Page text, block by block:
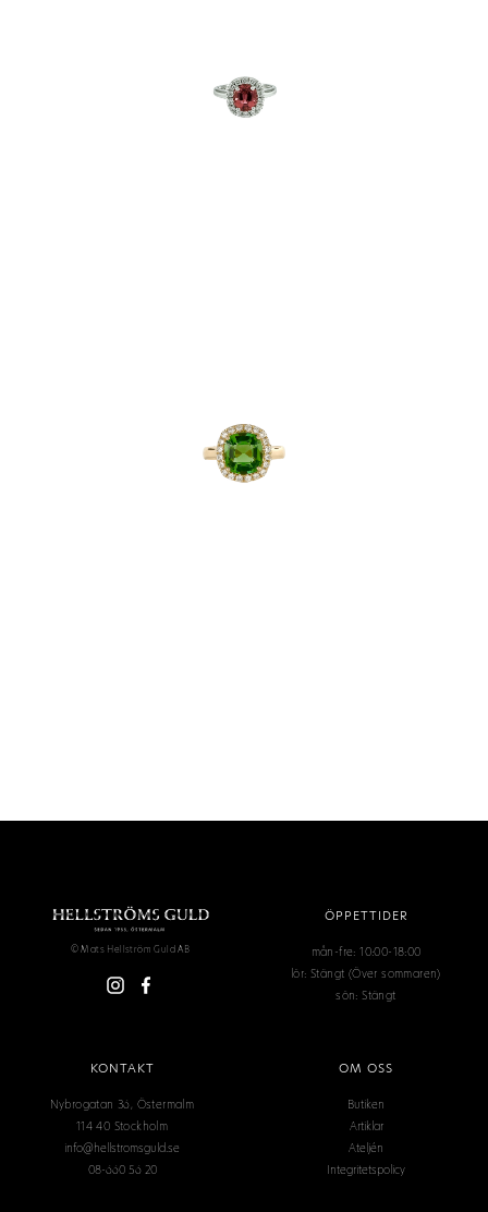
© Mats Hellström Guld AB
ÖPPETTIDER
mån-fre: 10:00-18:00
lör: Stängt (Över sommaren)
sön: Stängt
KONTAKT
Nybrogatan 36, Östermalm
114 40 Stockholm
info@hellstromsguld.se
08-660 56 20
OM OSS
Butiken
Artiklar
Ateljén
Integritetspolicy